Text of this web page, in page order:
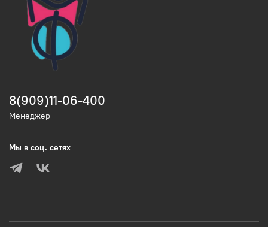
8(909)11-06-400
Менеджер
Мы в соц. сетях